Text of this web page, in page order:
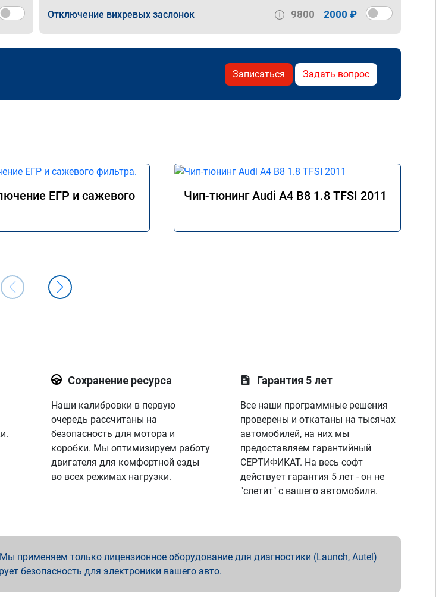
Отключение вихревых заслонок 9800 2000 ₽
Записаться Задать вопрос
ЕГР и сажевого
Чип-тюнинг Audi A4 B8 1.8 TFSI 2011
Сохранение ресурса
Наши калибровки в первую
очередь рассчитаны на
безопасность для мотора и
коробки. Мы оптимизируем работу
двигателя для комфортной езды
во всех режимах нагрузки.
Гарантия 5 лет
Все наши программные решения
проверены и откатаны на тысячах
автомобилей, на них мы
предоставляем гарантийный
СЕРТИФИКАТ. На весь софт
действует гарантия 5 лет - он не
"слетит" с вашего автомобиля.
применяем только лицензионное оборудование для диагностики (Launch, Autel)
безопасность для электроники вашего авто.